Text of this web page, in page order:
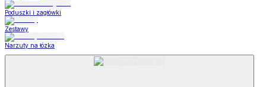
Poduszki i zagłówki
Zestawy
Narzuty na łózka